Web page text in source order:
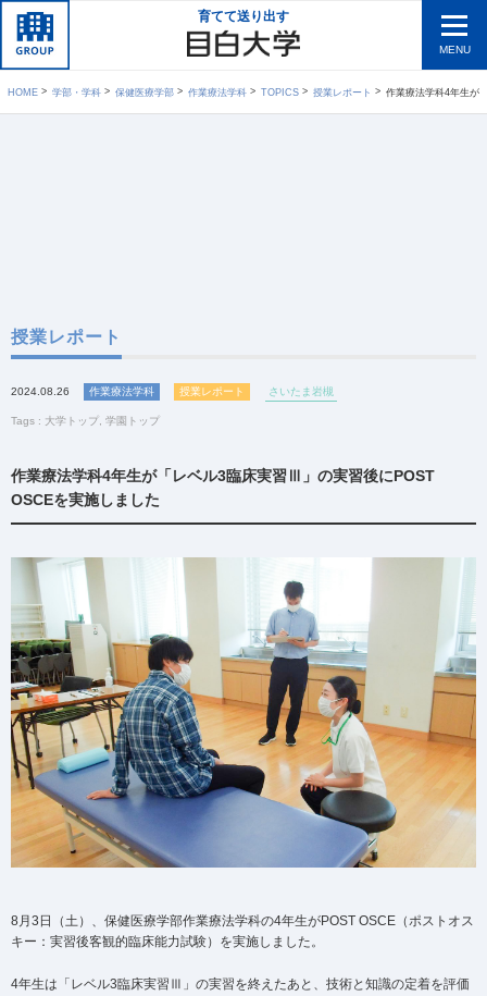
育てて送り出す
MENU
HOME 学部・学科 保健医療学部 作業療法学科 TOPICS 授業レポート 作業療法学科4年生が「レ
授業レポート
2024.08.26 作業療法学科 授業レポート さいたま岩槻
Tags : 大学トップ 学園トップ
作業療法学科4年生が「レベル3臨床実習Ⅲ」の実習後にPOST
OSCEを実施しました
8月3日（土）、保健医療学部作業療法学科の4年生がPOST OSCE（ポストオス
キー：実習後客観的臨床能力試験）を実施しました。
4年生は「レベル3臨床実習Ⅲ」の実習を終えたあと、技術と知識の定着を評価